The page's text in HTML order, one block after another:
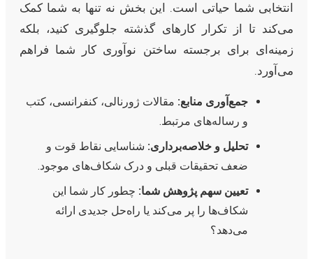
انتخابی شما حیاتی است. این بخش نه تنها به شما کمک
می‌کند تا از تکرار کارهای گذشته جلوگیری کنید، بلکه
زمینه‌ای برای برجسته ساختن نوآوری کار شما فراهم
می‌آورد.
جمع‌آوری منابع: مقالات ژورنالی، کنفرانسی، کتب
و رساله‌های مرتبط.
تحلیل و خلاصه‌برداری: شناسایی نقاط قوت و
ضعف تحقیقات قبلی و درک شکاف‌های موجود.
تعیین سهم پژوهش شما: چطور کار شما این
شکاف‌ها را پر می‌کند یا راه‌حل جدیدی ارائه
می‌دهد؟